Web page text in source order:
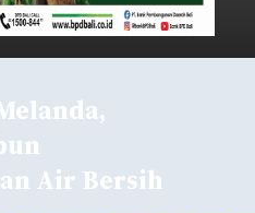
Air Bersih